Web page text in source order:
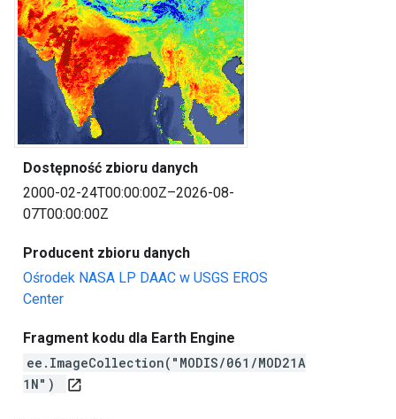
Dostępność zbioru danych
2000-02-24T00:00:00Z–2026-08-
07T00:00:00Z
Producent zbioru danych
Ośrodek NASA LP DAAC w USGS EROS
Center
Fragment kodu dla Earth Engine
ee.ImageCollection("MODIS/061/MOD21A
1N")
open_in_new